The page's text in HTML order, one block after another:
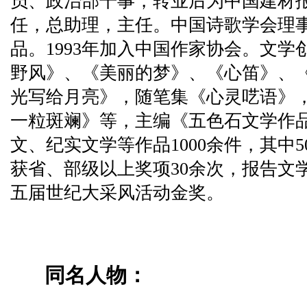
任，总助理，主任。中国诗歌学会理
品。1993年加入中国作家协会。文学
野风》、《美丽的梦》、《心笛》、
光写给月亮》，随笔集《心灵呓语》
一粒斑斓》等，主编《五色石文学作
文、纪实文学等作品1000余件，其中
获省、部级以上奖项30余次，报告文
五届世纪大采风活动金奖。
同名人物：